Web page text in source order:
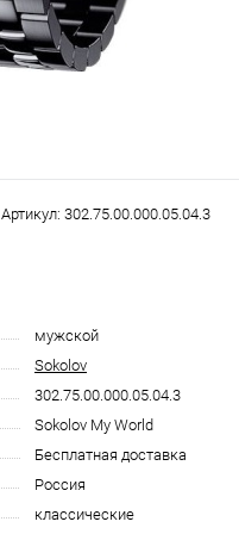
Артикул: 302.75.00.000.05.04.3
мужской
Sokolov
302.75.00.000.05.04.3
Sokolov My World
Бесплатная доставка
Россия
классические